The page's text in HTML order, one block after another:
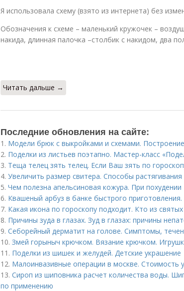
Я использовала схему (взято из интернета) без
Обозначения к схеме – маленький кружочек –
накида, длинная палочка –столбик с накидом, два
Читать дальше →
Последние обновления на сайте:
1. Модели брюк с выкройками и схемами.
2. Поделки из листьев поэтапно. Мастер-класс
3. Теща телец зять телец. Если Ваш зять по
4. Увеличить размер свитера. Способы растягивания
5. Чем полезна апельсиновая кожура. При похудении
6. Квашеный арбуз в банке быстрого
7. Какая икона по гороскопу подходит. Кто из
8. Причины зуда в глазах. Зуд в глазах: причины
9. Себорейный дерматит на голове. Cимптомы,
10. Змей горыныч крючком. Вязание крючком.
11. Поделки из шишек и желудей. Детские украшение
12. Малоинвазивные операции в москве. Стоимость
13. Сироп из шиповника расчет количества воды.
по применению